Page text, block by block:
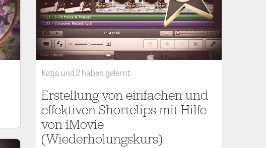
Katja und 2 haben gelernt:
Erstellung von einfachen und
effektiven Shortclips mit Hilfe
von iMovie
(Wiederholungskurs)